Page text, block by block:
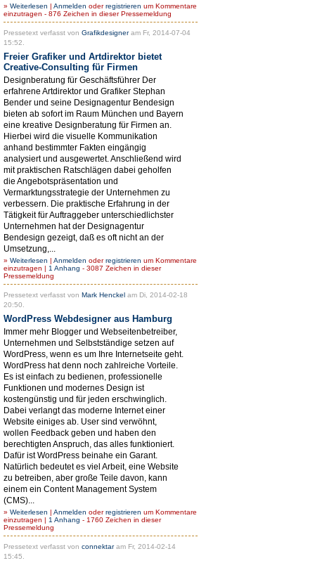
» Weiterlesen | Anmelden oderregistrieren um Kommentare
einzutragen - 876 Zeichen in dieser Pressemeldung
Pressetext verfasst von Grafikdesigneram Fr, 2014-07-04
15:52.
Freier Grafiker und Artdirektor bietet
Creative-Consulting für Firmen
Designberatung für Geschäftsführer Der
erfahrene Artdirektor und Grafiker Stephan
Bender und seine Designagentur Bendesign
bieten ab sofort im Raum München und Bayern
eine kreative Designberatung für Firmen an.
Hierbei wird die visuelle Kommunikation
anhand bestimmter Fakten eingängig
analysiert und ausgewertet. Anschließend wird
mit praktischen Ratschlägen dabei geholfen
die Angebotspräsentation und
Vermarktungsstrategie der Unternehmen zu
verbessern. Die praktische Erfahrung in der
Tätigkeit für Auftraggeber unterschiedlichster
Unternehmen hat der Designagentur
Bendesign gezeigt, daß es oft nicht an der
Umsetzung,...
» Weiterlesen | Anmelden oderregistrieren um Kommentare
einzutragen | 1 Anhang - 3087 Zeichen in dieser
Pressemeldung
Pressetext verfasst von Mark Henckel am Di, 2014-02-18
20:50.
WordPress Webdesigner aus Hamburg
Immer mehr Blogger und Webseitenbetreiber,
Unternehmen und Selbstständige setzen auf
WordPress, wenn es um Ihre Internetseite geht.
WordPress hat denn noch zahlreiche Vorteile.
Es ist einfach zu bedienen, professionelle
Funktionen und modernes Design ist
kostengünstig und für jeden erschwinglich.
Dabei verlangt das moderne Internet einer
Website einiges ab. User sind verwöhnt,
wollen Feedback geben und haben den
berechtigten Anspruch, das alles funktioniert.
Dafür ist WordPress beinahe ein Garant.
Natürlich bedeutet es viel Arbeit, eine Website
zu betreiben, aber große Teile davon, kann
einem ein Content Management System
(CMS)...
» Weiterlesen | Anmelden oderregistrieren um Kommentare
einzutragen | 1 Anhang - 1760 Zeichen in dieser
Pressemeldung
Pressetext verfasst von connektaram Fr, 2014-02-14
15:45.